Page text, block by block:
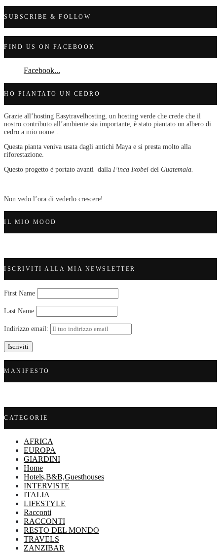
SUBSCRIBE & FOLLOW
FIND US ON FACEBOOK
Facebook...
HO PIANTATO UN CEDRO
Grazie all’hosting Easytravelhosting, un hosting verde che crede che il
nostro contributo all’ambiente sia importante, è stato piantato un albero di
cedro a mio nome .
Questa pianta veniva usata dagli antichi Maya e si presta molto alla
riforestazione.
Questo progetto è portato avanti dalla Finca Ixobel del Guatemala.
Non vedo l’ora di vederlo crescere!
IL MIO MOOD
ISCRIVITI ALLA MIA NEWSLETTER
First Name
Last Name
Indirizzo email:
MANIFESTO
CATEGORIE
AFRICA
EUROPA
GIARDINI
Home
Hotels,B&B,Guesthouses
INTERVISTE
ITALIA
LIFESTYLE
Racconti
RACCONTI
RESTO DEL MONDO
TRAVELS
ZANZIBAR